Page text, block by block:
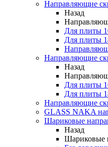
Направляющие
Назад
Для плиты
Для плиты
Направляющие
Назад
Для плиты
Для плиты
Направляющие
GLASS NAKA
Шариковые
Назад
Шариковые